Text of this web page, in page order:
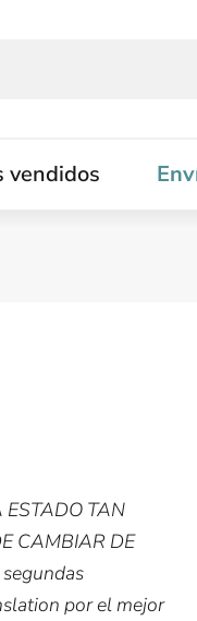
vendidos
ESTADO TAN
CAMBIAR DE
por el mejor